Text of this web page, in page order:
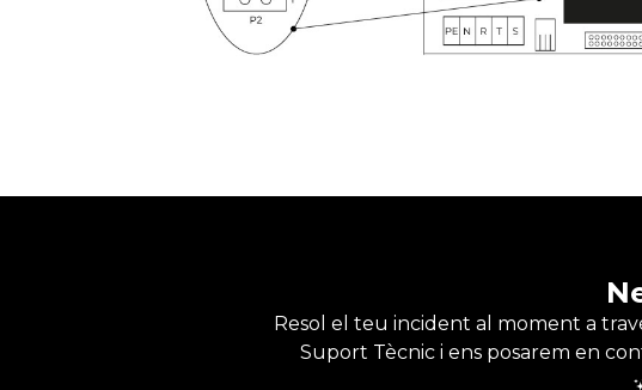
Resol el teu incident al moment a
Suport Tècnic i ens posarem en